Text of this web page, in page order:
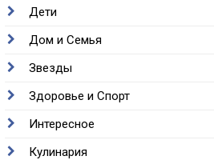
Дети
Дом и Семья
Звезды
Здоровье и Спорт
Интересное
Кулинария